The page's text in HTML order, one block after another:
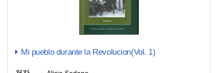
Mi pueblo durante la Revolucion(Vol. 1)